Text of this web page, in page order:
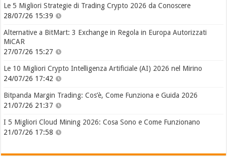
Le 5 Migliori Strategie di Trading Crypto 2026 da Conoscere
28/07/26 15:39
Alternative a BitMart: 3 Exchange in Regola in Europa Autorizzati
MiCAR
27/07/26 15:27
Le 10 Migliori Crypto Intelligenza Artificiale (AI) 2026 nel Mirino
24/07/26 17:42
Bitpanda Margin Trading: Cos’è, Come Funziona e Guida 2026
21/07/26 21:37
I 5 Migliori Cloud Mining 2026: Cosa Sono e Come Funzionano
21/07/26 17:58